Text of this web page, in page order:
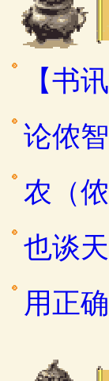
【书
论侬
农（
也谈
用正